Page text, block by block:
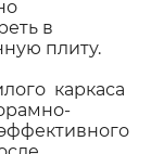
в
плиту.
каркаса